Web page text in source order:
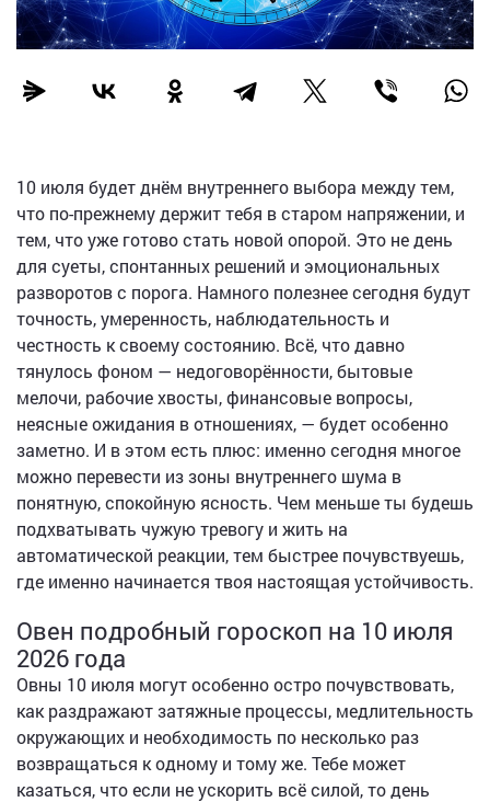
10 июля будет днём внутреннего выбора между тем,
что по-прежнему держит тебя в старом напряжении, и
тем, что уже готово стать новой опорой. Это не день
для суеты, спонтанных решений и эмоциональных
разворотов с порога. Намного полезнее сегодня будут
точность, умеренность, наблюдательность и
честность к своему состоянию. Всё, что давно
тянулось фоном — недоговорённости, бытовые
мелочи, рабочие хвосты, финансовые вопросы,
неясные ожидания в отношениях, — будет особенно
заметно. И в этом есть плюс: именно сегодня многое
можно перевести из зоны внутреннего шума в
понятную, спокойную ясность. Чем меньше ты будешь
подхватывать чужую тревогу и жить на
автоматической реакции, тем быстрее почувствуешь,
где именно начинается твоя настоящая устойчивость.
Овен подробный гороскоп на 10 июля
2026 года
Овны 10 июля могут особенно остро почувствовать,
как раздражают затяжные процессы, медлительность
окружающих и необходимость по несколько раз
возвращаться к одному и тому же. Тебе может
казаться, что если не ускорить всё силой, то день